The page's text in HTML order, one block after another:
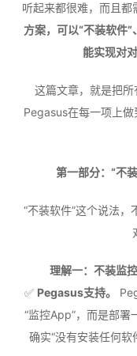
听起来都很难，而且都
方案，可以“不装软件”
能实现对
这篇文章，就是把所
Pegasus在每一项上做
第一部分：“不
“不装软件”这个说法
理解一：不装监
✅ Pegasus支持。
“监控App”，而是部署
确实“没有安装任何